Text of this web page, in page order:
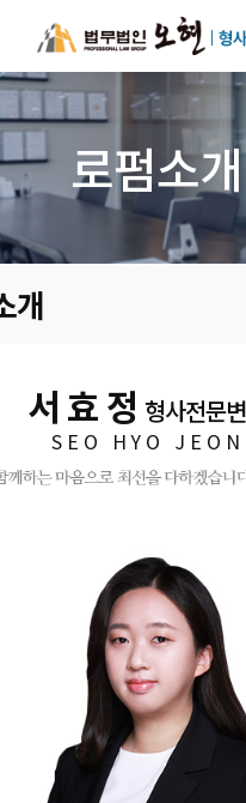
로펌소개
개
서 효 정 형사전문
SEO HYO